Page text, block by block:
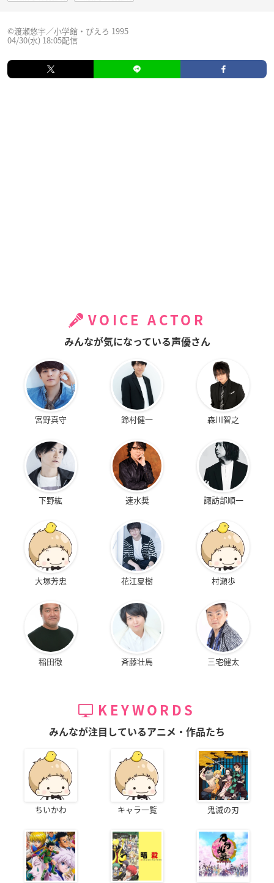
©渡瀬悠宇／小学館・ぴえろ 1995
04/30(水) 18:05配信
VOICE ACTOR
みんなが気になっている声優さん
宮野真守 鈴村健一 森川智之
下野紘 速水奨 諏訪部順一
大塚芳忠 花江夏樹 村瀬歩
稲田徹 斉藤壮馬 三宅健太
KEYWORDS
みんなが注目しているアニメ・作品たち
ちいかわ キャラ一覧 鬼滅の刃